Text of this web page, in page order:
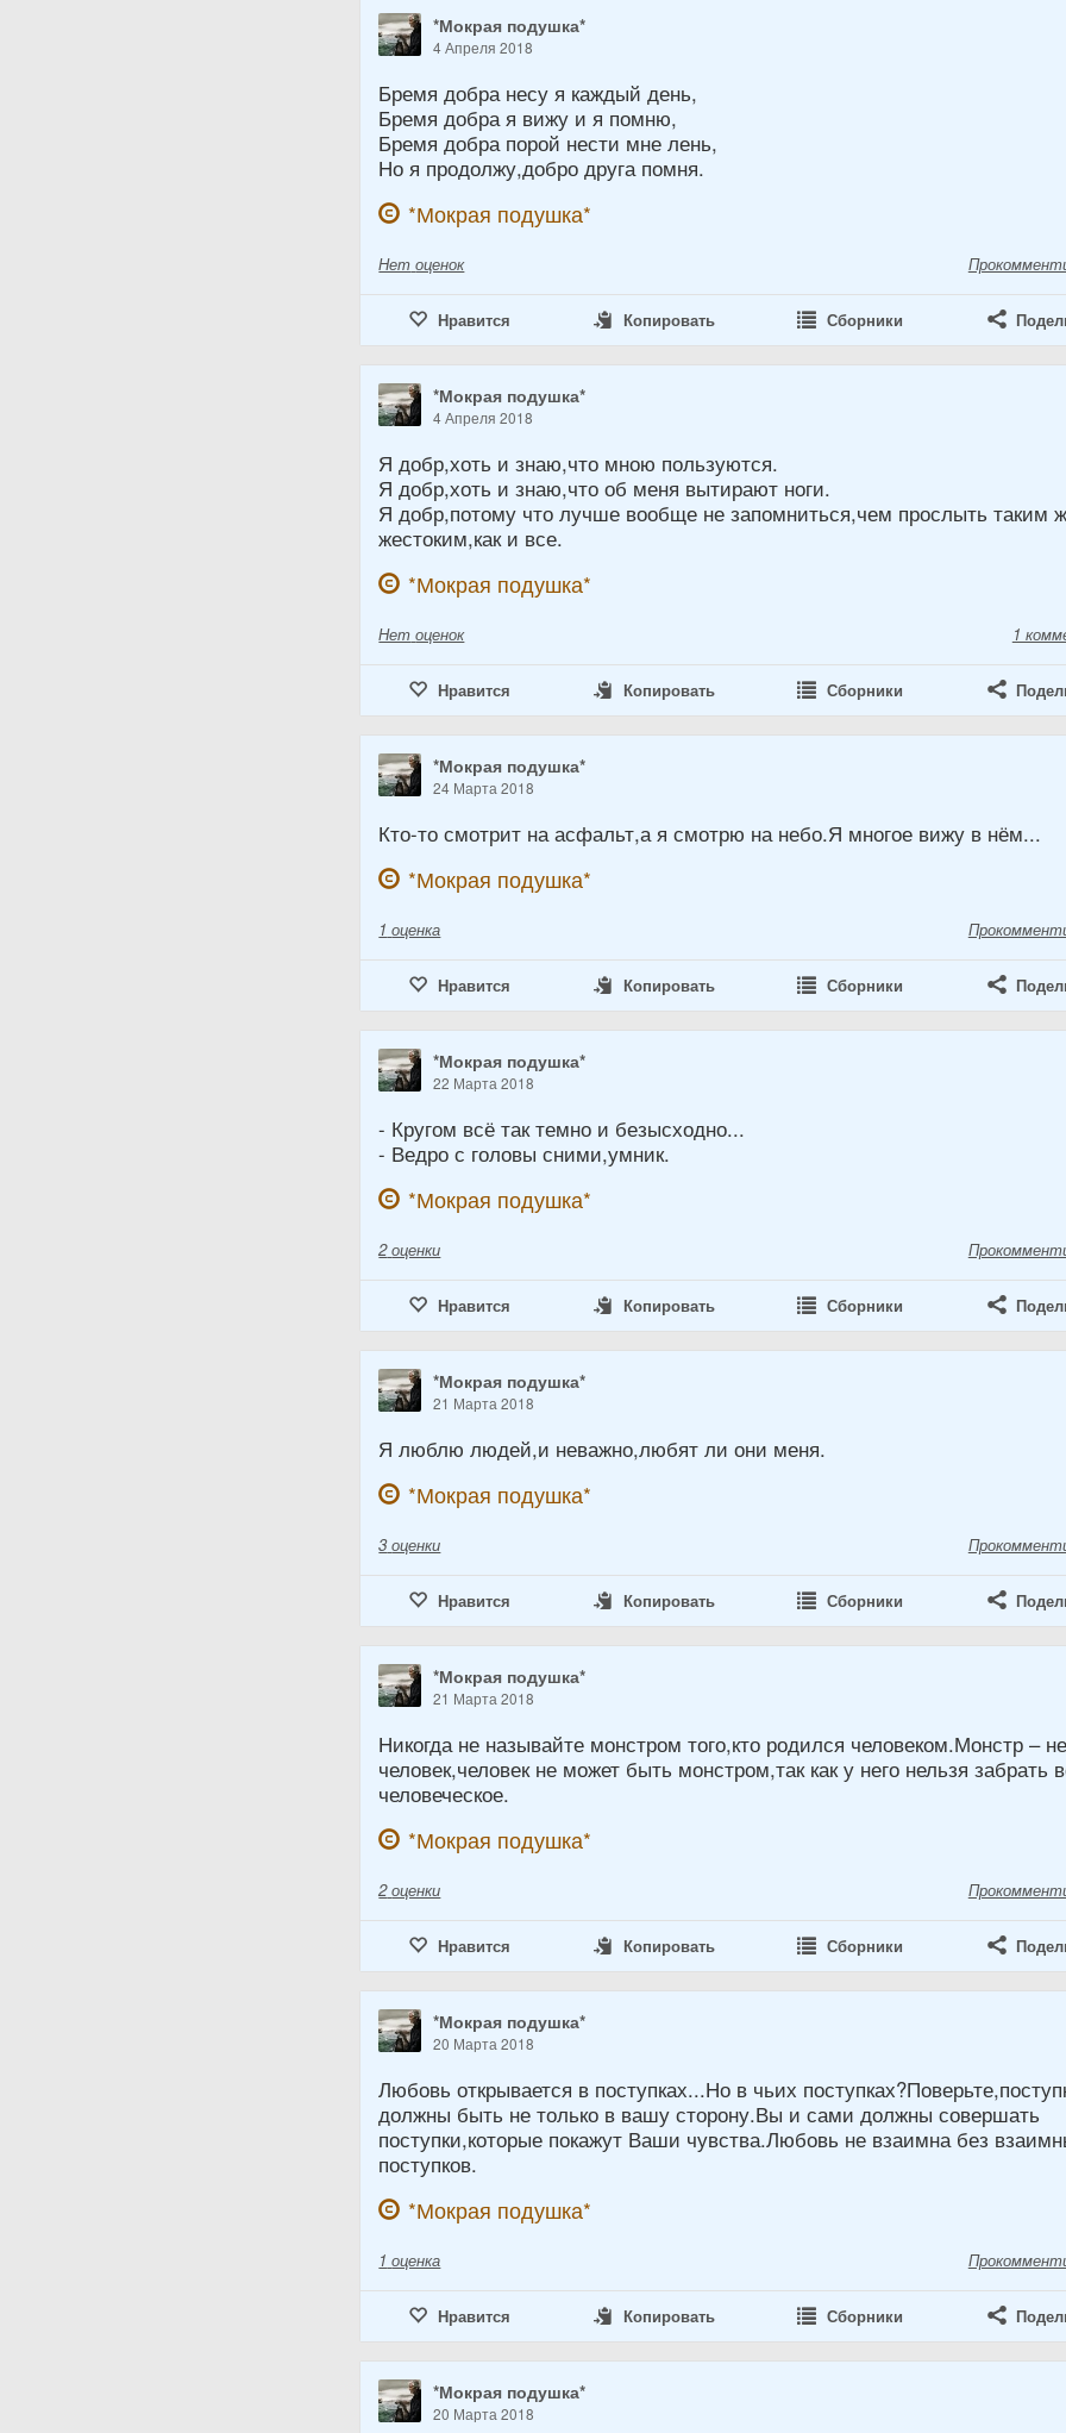
*Мокрая подушка*
4 Апреля 2018
Бремя добра несу я каждый день,
Бремя добра я вижу и я помню,
Бремя добра порой нести мне лень,
Но я продолжу,добро друга помня.
*Мокрая подушка*
Нет оценок
Нравится Копировать Сборники
*Мокрая подушка*
4 Апреля 2018
Я добр,хоть и знаю,что мною пользуются.
Я добр,хоть и знаю,что об меня вытирают ноги.
Я добр,потому что лучше вообще не запомниться,чем прослыть таким
жестоким,как и все.
*Мокрая подушка*
Нет оценок 1
Нравится Копировать Сборники
*Мокрая подушка*
24 Марта 2018
Кто-то смотрит на асфальт,а я смотрю на небо.Я многое вижу в нём...
*Мокрая подушка*
1 оценка
Нравится Копировать Сборники
*Мокрая подушка*
22 Марта 2018
- Кругом всё так темно и безысходно...
- Ведро с головы сними,умник.
*Мокрая подушка*
2 оценки
Нравится Копировать Сборники
*Мокрая подушка*
21 Марта 2018
Я люблю людей,и неважно,любят ли они меня.
*Мокрая подушка*
3 оценки
Нравится Копировать Сборники
*Мокрая подушка*
21 Марта 2018
Никогда не называйте монстром того,кто родился человеком.Монстр – не
человек,человек не может быть монстром,так как у него нельзя забрать
человеческое.
*Мокрая подушка*
2 оценки
Нравится Копировать Сборники
*Мокрая подушка*
20 Марта 2018
Любовь открывается в поступках...Но в чьих
должны быть не только в вашу сторону.Вы и сами должны совершать
поступки,которые покажут Ваши чувства.Любовь не взаимна без
поступков.
*Мокрая подушка*
1 оценка
Нравится Копировать Сборники
*Мокрая подушка*
20 Марта 2018